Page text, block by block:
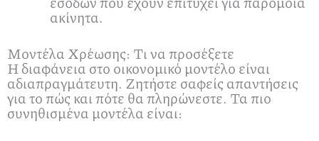
ακίνητα.
Μοντέλα Χρέωσης: Τι να προσέξετε
Η διαφάνεια στο οικονομικό μοντέλο είναι
αδιαπραγμάτευτη. Ζητήστε σαφείς απαντήσεις
για το πώς και πότε θα πληρώνεστε. Τα πιο
συνηθισμένα μοντέλα είναι: